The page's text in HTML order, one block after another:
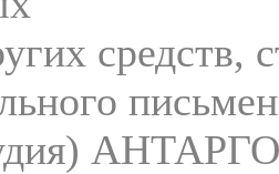
средств,